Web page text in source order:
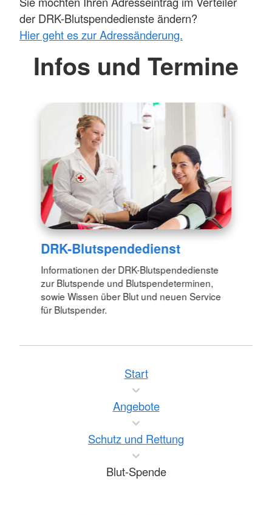
der DRK-Blutspendedienste ändern?
Hier geht es zur Adressänderung.
Infos und Termine
DRK-Blutspendedienst
Informationen der DRK-Blutspendedienste
zur Blutspende und Blutspendeterminen,
sowie Wissen über Blut und neuen Service
für Blutspender.
Start
Angebote
Schutz und Rettung
Blut-Spende